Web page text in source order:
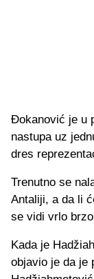
Đokanović je u
nastupa uz
dres
Trenutno se
Antaliji, a da li
se vidi vrlo
Kada je
objavio je da je